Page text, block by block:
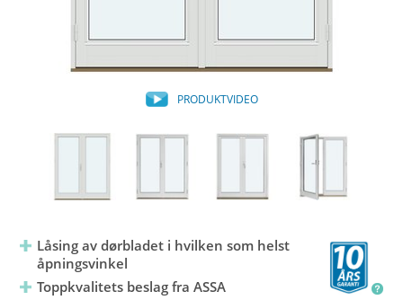
PRODUKTVIDEO
Låsing av dørbladet i hvilken som helst
åpningsvinkel
Toppkvalitets beslag fra ASSA